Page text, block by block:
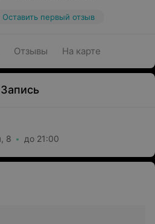
Оставить первый отзыв
Отзывы На карте
Запись
8 до 21:00